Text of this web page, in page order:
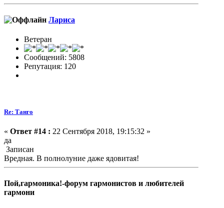
Лариса
Ветеран
Сообщений: 5808
Репутация: 120
Re: Танго
« Ответ #14 : 22 Сентября 2018, 19:15:32 »
да
Записан
Вредная. В полнолуние даже ядовитая!
Пой,гармоника!-форум гармонистов и любителей
гармони